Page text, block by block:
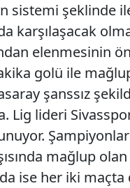
sistemi şeklinde
karşılaşacak
elenmesinin
golü ile
şanssız
Lig lideri
mağlup
ise her iki maçta